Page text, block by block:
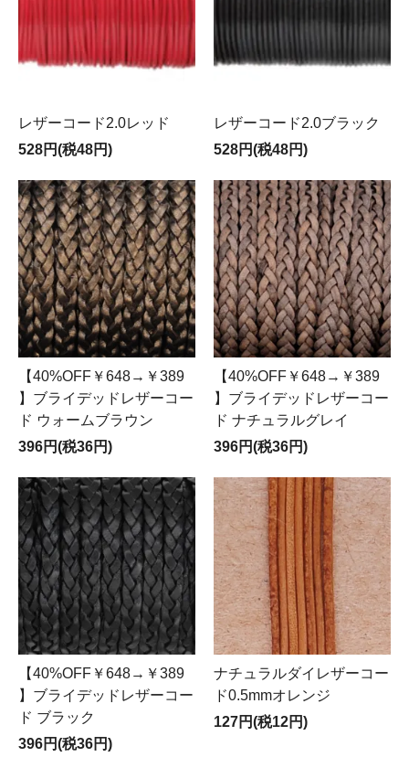
レザーコード2.0レッド
528円(税48円)
レザーコード2.0ブラック
528円(税48円)
【40%OFF￥648→￥389
】ブライデッドレザーコー
ド ウォームブラウン
396円(税36円)
【40%OFF￥648→￥389
】ブライデッドレザーコー
ド ナチュラルグレイ
396円(税36円)
【40%OFF￥648→￥389
】ブライデッドレザーコー
ド ブラック
396円(税36円)
ナチュラルダイレザーコー
ド0.5mmオレンジ
127円(税12円)